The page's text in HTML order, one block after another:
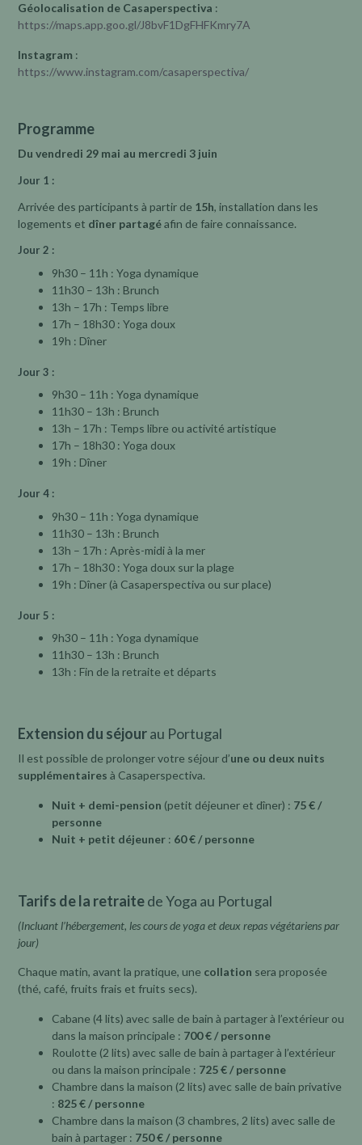
Géolocalisation de Casaperspectiva :
https://maps.app.goo.gl/J8bvF1DgFHFKmry7A
Instagram :
https://www.instagram.com/casaperspectiva/
Programme
Du vendredi 29 mai au mercredi 3 juin
Jour 1 :
Arrivée des participants à partir de 15h, installation dans les
logements et dîner partagéafin de faire connaissance.
Jour 2 :
9h30 – 11h : Yoga dynamique
11h30 – 13h : Brunch
13h – 17h : Temps libre
17h – 18h30 : Yoga doux
19h : Dîner
Jour 3 :
9h30 – 11h : Yoga dynamique
11h30 – 13h : Brunch
13h – 17h : Temps libre ou activité artistique
17h – 18h30 : Yoga doux
19h : Dîner
Jour 4 :
9h30 – 11h : Yoga dynamique
11h30 – 13h : Brunch
13h – 17h : Après-midi à la mer
17h – 18h30 : Yoga doux sur la plage
19h : Dîner (à Casaperspectiva ou sur place)
Jour 5 :
9h30 – 11h : Yoga dynamique
11h30 – 13h : Brunch
13h : Fin de la retraite et départs
Extension du séjourau Portugal
Il est possible de prolonger votre séjour d’une ou deux nuits
supplémentaires à Casaperspectiva.
Nuit + demi-pension (petit déjeuner et dîner) : 75 € /
personne
Nuit + petit déjeuner : 60 € / personne
Tarifs de la retraitede Yoga au Portugal
(Incluant l’hébergement, les cours de yoga et deux repas végétariens par
jour)
Chaque matin, avant la pratique, une collation sera proposée
(thé, café, fruits frais et fruits secs).
Cabane (4 lits) avec salle de bain à partager à l’extérieur ou
dans la maison principale : 700 € / personne
Roulotte (2 lits) avec salle de bain à partager à l’extérieur
ou dans la maison principale : 725 € / personne
Chambre dans la maison (2 lits) avec salle de bain privative
: 825 € / personne
Chambre dans la maison (3 chambres, 2 lits) avec salle de
bain à partager : 750 € / personne